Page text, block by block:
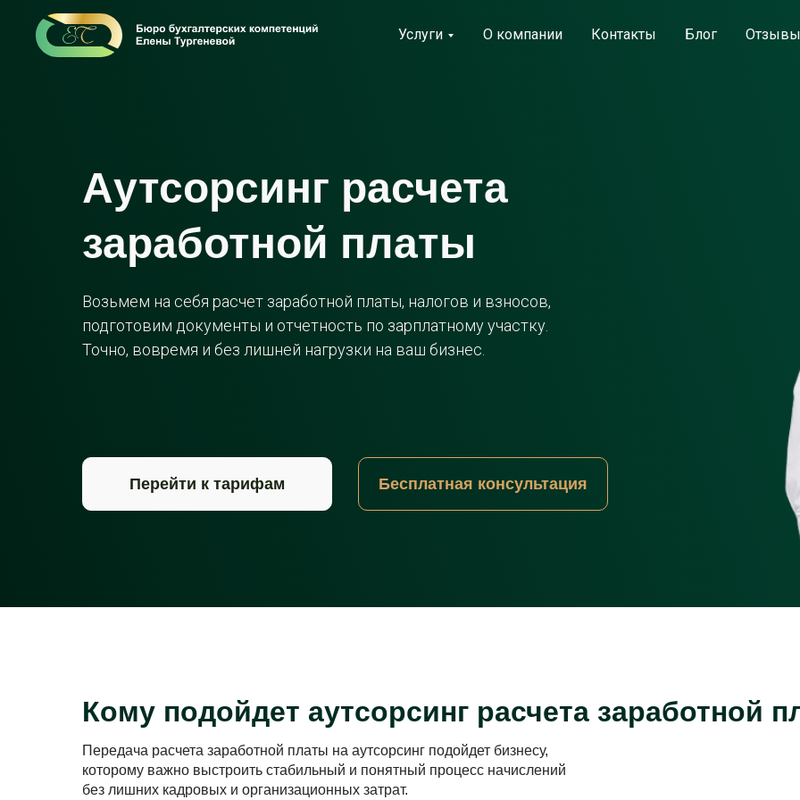
Блог
Контакты
О компании
Услуги Отзывы
Возьмем на себя расчет заработной платы, налогов и взносов,
подготовим документы и отчетность по зарплатному участку.
Точно, вовремя и без лишней нагрузки на ваш бизнес.
Аутсорсинг расчета
заработной платы
Перейти к тарифам Бесплатная консультация
Блог
Контакты
О компании
Услуги Отзывы
Передача расчета заработной платы на аутсорсинг подойдет бизнесу,
которому важно выстроить стабильный и понятный процесс начислений
без лишних кадровых и организационных затрат.
Кому подойдет аутсорсинг расчета заработной